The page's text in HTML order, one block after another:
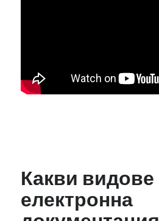
Какви видове
електронна